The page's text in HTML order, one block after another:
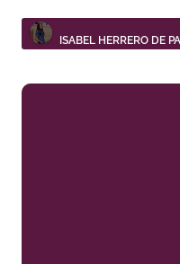
ISABEL HERRERO DE